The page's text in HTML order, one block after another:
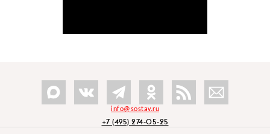
info@sostav.ru
+7 (495) 274-05-25